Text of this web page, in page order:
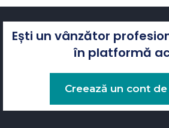
Ești un vânzător
în platformă
Creează un cont